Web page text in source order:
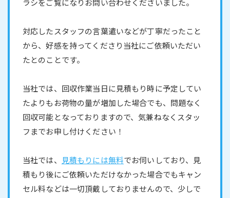
ラシをご覧になりお問い合わせくださいました。
対応したスタッフの言葉遣いなどが丁寧だったこと
から、好感を持ってくださり当社にご依頼いただい
たとのことです。
当社では、回収作業当日に見積もり時に予定してい
たよりもお荷物の量が増加した場合でも、問題なく
回収可能となっておりますので、気兼ねなくスタッ
フまでお申し付けください！
当社では、 見積もりには無料でお伺いしており、見
積もり後にご依頼いただけなかった場合でもキャン
セル料などは一切頂戴しておりませんので、少しで